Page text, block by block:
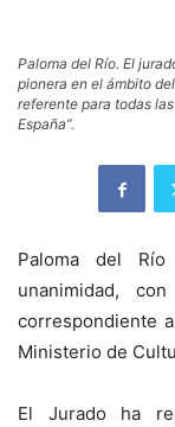
Paloma del Río. El
pionera en el ámbito
referente para todas
España”.
Paloma del
unanimidad,
correspondiente
Ministerio de
El Jurado ha